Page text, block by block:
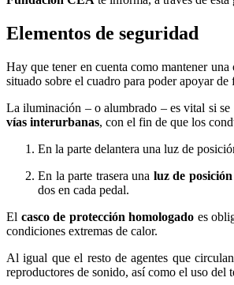
Elementos de seguridad
Hay que tener en cuenta como mantener
situado sobre el cuadro para poder apoyar
La iluminación – o alumbrado – es vital si se
vías interurbanas, con el fin de que los
En la parte delantera una luz de
En la parte trasera una luz de posición
dos en cada pedal.
El casco de protección homologado es
condiciones extremas de calor.
Al igual que el resto de agentes que
reproductores de sonido, así como el uso del